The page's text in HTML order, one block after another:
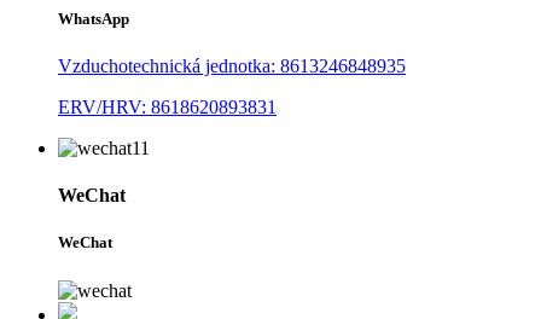
WhatsApp
Vzduchotechnická jednotka: 8613246848935
ERV/HRV: 8618620893831
WeChat
WeChat